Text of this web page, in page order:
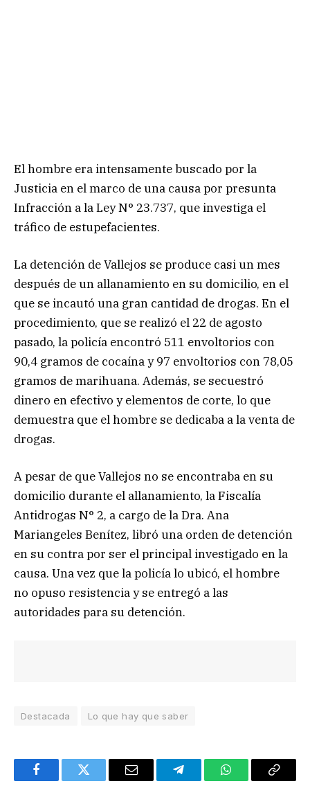
El hombre era intensamente buscado por la
Justicia en el marco de una causa por presunta
Infracción a la Ley N° 23.737, que investiga el
tráfico de estupefacientes.
La detención de Vallejos se produce casi un mes
después de un allanamiento en su domicilio, en el
que se incautó una gran cantidad de drogas. En el
procedimiento, que se realizó el 22 de agosto
pasado, la policía encontró 511 envoltorios con
90,4 gramos de cocaína y 97 envoltorios con 78,05
gramos de marihuana. Además, se secuestró
dinero en efectivo y elementos de corte, lo que
demuestra que el hombre se dedicaba a la venta de
drogas.
A pesar de que Vallejos no se encontraba en su
domicilio durante el allanamiento, la Fiscalía
Antidrogas N° 2, a cargo de la Dra. Ana
Mariangeles Benítez, libró una orden de detención
en su contra por ser el principal investigado en la
causa. Una vez que la policía lo ubicó, el hombre
no opuso resistencia y se entregó a las
autoridades para su detención.
Destacada Lo que hay que saber
FacebookTwitter Email TelegramWhatsAppCopy